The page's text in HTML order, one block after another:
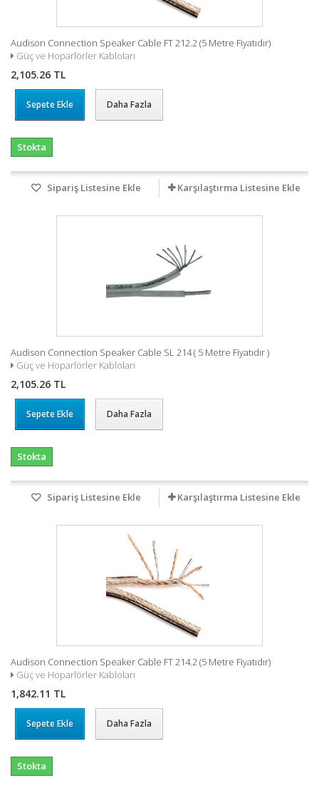
Audison Connection Speaker Cable FT 212.2 (5 Metre Fiyatıdır)
Güç ve Hoparlörler Kabloları
2,105.26 TL
Sepete Ekle Daha Fazla
Stokta
Sipariş Listesine Ekle Karşılaştırma Listesine Ekle
Audison Connection Speaker Cable SL 214 ( 5 Metre Fiyatıdır )
Güç ve Hoparlörler Kabloları
2,105.26 TL
Sepete Ekle Daha Fazla
Stokta
Sipariş Listesine Ekle Karşılaştırma Listesine Ekle
Audison Connection Speaker Cable FT 214.2 (5 Metre Fiyatıdır)
Güç ve Hoparlörler Kabloları
1,842.11 TL
Sepete Ekle Daha Fazla
Stokta